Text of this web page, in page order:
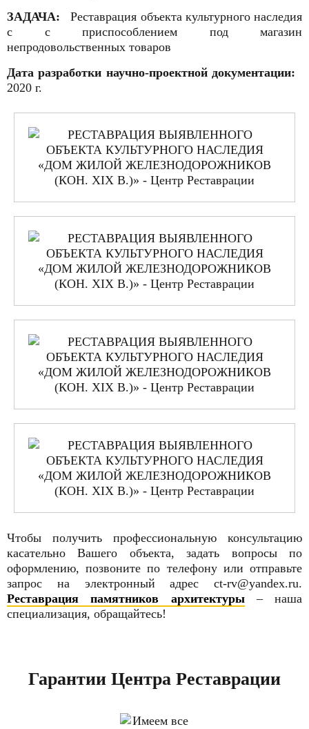
ЗАДАЧА:
Реставрация объекта культурного наследия
с с приспособлением под магазин
непродовольственных товаров
Дата разработки научно-проектной документации:
2020 г.
Чтобы получить профессиональную консультацию
касательно Вашего объекта, задать вопросы по
оформлению, позвоните по телефону или отправьте
запрос на электронный адрес ct-rv@yandex.ru.
Реставрация памятников архитектуры– наша
специализация, обращайтесь!
Гарантии Центра Реставрации